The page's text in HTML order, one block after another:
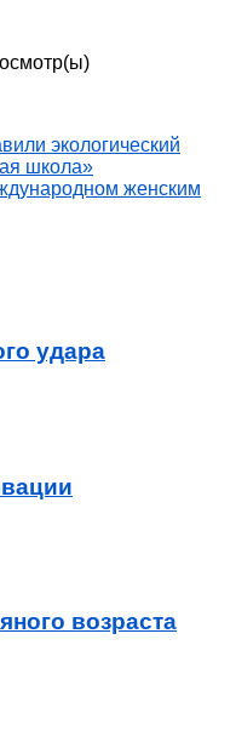
экологический
школа»
женским
удара
возраста